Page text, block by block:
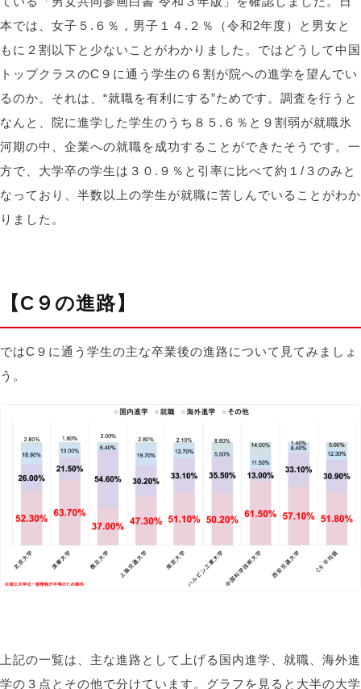
本では、女子５.６％，男子１４.２％（令和2年度）と男女と
もに２割以下と少ないことがわかりました。ではどうして中国
トップクラスのC９に通う学生の６割が院への進学を望んでい
るのか。それは、“就職を有利にする”ためです。調査を行うと
なんと、院に進学した学生のうち８５.６％と９割弱が就職氷
河期の中、企業への就職を成功することができたそうです。一
方で、大学卒の学生は３０.９％と引率に比べて約１/３のみと
なっており、半数以上の学生が就職に苦しんでいることがわか
りました。
【C９の進路】
ではC９に通う学生の主な卒業後の進路について見てみましょ
う。
上記の一覧は、主な進路として上げる国内進学、就職、海外進
学の３点とその他で分けています。グラフを見ると大半の大学